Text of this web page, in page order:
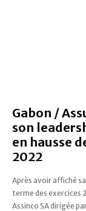
Gabon /
son
en hausse
2022
Après avoir affiché
terme des exercices
Assinco SA dirigée
données de la
Gabonaise
d’Assurances